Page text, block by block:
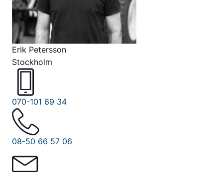
Erik Petersson
Stockholm
070-101 69 34
08-50 66 57 06